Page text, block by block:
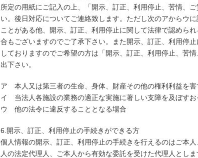
所定の用紙にご記入の上、「開示、訂正、利用停止、苦情、
い。後日対応についてご連絡致します。ただし次のアからウ
ことがある他、開示、訂正、利用停止に関して法律で認めら
合もございますのでご了承下さい。また開示、訂正、利用停
しておりますのでご希望の方は「開示、訂正、利用停止、苦
出下さい。
ア 本人又は第三者の生命、身体、財産その他の権利利益を害
イ 当法人各施設の業務の適正な実施に著しい支障を及ぼすお
ウ 他の法令に違反することとなる場合
6.開示、訂正、利用停止の手続きができる方
個人情報の開示、訂正、利用停止の手続きを行えるのはご本
人の法定代理人、ご本人から有効な委託を受けた代理人とし